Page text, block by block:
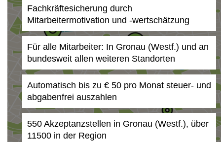
Fachkräftesicherung durch
Mitarbeitermotivation und -wertschätzung
Für alle Mitarbeiter: In Gronau (Westf.) und an
bundesweit allen weiteren Standorten
Automatisch bis zu € 50 pro Monat steuer- und
abgabenfrei auszahlen
550 Akzeptanzstellen in Gronau (Westf.), über
11500 in der Region